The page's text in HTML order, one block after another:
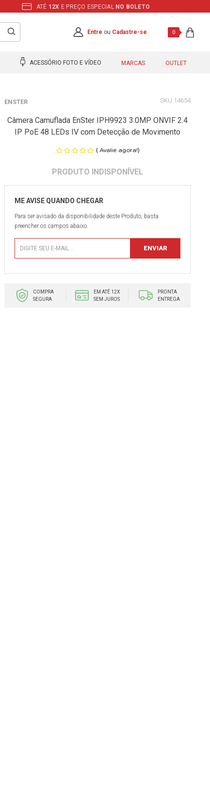
ATÉ 12X E PREÇO ESPECIAL NO BOLETO
Entre ou Cadastre-se 0
ACESSÓRIO FOTO E VÍDEO MARCAS OUTLET
ENSTER 14654
Câmera Camuflada EnSter IPH9923 3.0MP ONVIF 2.4
IP PoE 48 LEDs IV com Detecção de Movimento
( Avalie agora!)
Para ser avisado da disponibilidade deste Produto, basta
preencher os campos abaixo.
COMPRA
SEGURA
EM ATÉ 12X
SEM JUROS
PRONTA
ENTREGA